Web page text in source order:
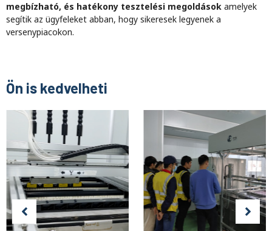
megbízható, és hatékony tesztelési megoldások amelyek
segítik az ügyfeleket abban, hogy sikeresek legyenek a
versenypiacokon.
Ön is kedvelheti